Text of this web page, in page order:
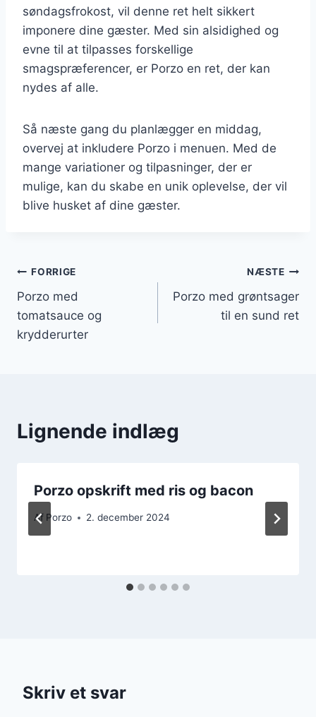
søndagsfrokost, vil denne ret helt sikkert
imponere dine gæster. Med sin alsidighed og
evne til at tilpasses forskellige
smagspræferencer, er Porzo en ret, der kan
nydes af alle.
Så næste gang du planlægger en middag,
overvej at inkludere Porzo i menuen. Med de
mange variationer og tilpasninger, der er
mulige, kan du skabe en unik oplevelse, der vil
blive husket af dine gæster.
Indlægsnavigation
FORRIGE
Porzo med
tomatsauce og
krydderurter
NÆSTE
Porzo med grøntsager
til en sund ret
Lignende indlæg
Porzo opskrift med ris og bacon
Af Porzo 2. december 2024
Skriv et svar